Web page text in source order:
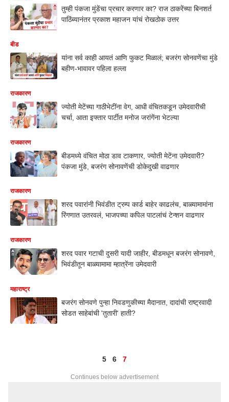
तुम्ही पंकजा मुंडेंचा प्रचार करणार का? राज ठाकरेंच्या बिनशर्त
पाठिंब्यानंतर प्रकाश महाजन यांचं रोखठोक उत्तर
बीड
यांना सर्व काही आयतं आणि फुकट मिळालं; बजरंग सोनवणेंचा मुंडे
बहीण-भावावर पहिला हल्ला
राजकारण
ज्योती मेटेंच्या गाठीभेटींना वेग, आधी वंचितकडून उमेदवारीची
चर्चा, आता इफ्तार पार्टीत मनोज जरांगेंना भेटल्या
राजकारण
बीडमध्ये वंचित मोठा डाव टाकणार, ज्योती मेटेंना उमेदवारी?
पंकजा मुंडे, बजरंग सोनावणेंची डोकेदुखी वाढणार
राजकारण
शरद पवारांनी भिवंडीत ट्रम्प कार्ड बाहेर काढलंच, बाळ्यामामांना
रिंगणात उतरवलं, भाजपच्या कपिल पाटलांचं टेन्शन वाढणार
राजकारण
शरद पवार गटाची दुसरी यादी जाहीर, बीडमधून बजरंग सोनावणे,
भिवंडीतून बाळ्यामामा म्हात्रेंना उमेदवारी
महाराष्ट्र
बजरंग सोनवणे पुन्हा निवडणुकीच्या मैदानात, दादांची राष्ट्रवादी
सोडत साहेबांची 'तुतारी' हाती?
5 6 7
Continues below advertisement